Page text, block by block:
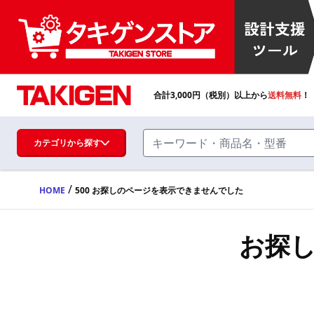
ハンドル・取手・つまみ・周辺機器
FA・A
合計3,000円（税別）以上から送料無料
カテゴリから探す
HOME / 500 お探しのページを表示できませんでした
お探